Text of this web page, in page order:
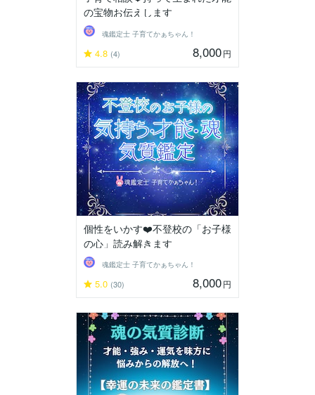
の宝物お伝えします
魂鑑定士 子育てかぁちゃん！
4.8 (4) 8,000円
個性をいかす❤️不登校の「お子様
の心」読み解きます
魂鑑定士 子育てかぁちゃん！
5.0 (30) 8,000円